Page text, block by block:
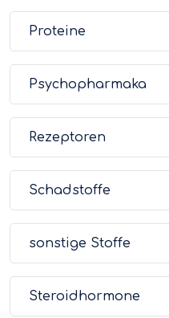
Proteine
Psychopharmaka
Rezeptoren
Schadstoffe
sonstige Stoffe
Steroidhormone